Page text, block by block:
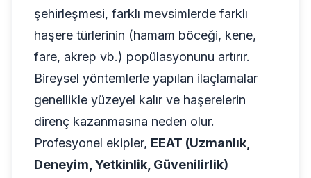
şehirleşmesi, farklı mevsimlerde farklı
haşere türlerinin (hamam böceği, kene,
fare, akrep vb.) popülasyonunu artırır.
Bireysel yöntemlerle yapılan ilaçlamalar
genellikle yüzeyel kalır ve haşerelerin
direnç kazanmasına neden olur.
Profesyonel ekipler, EEAT (Uzmanlık,
Deneyim, Yetkinlik, Güvenilirlik)